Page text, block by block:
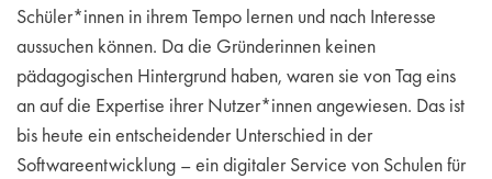
Schüler*innen in ihrem Tempo lernen und nach Interesse
aussuchen können. Da die Gründerinnen keinen
pädagogischen Hintergrund haben, waren sie von Tag eins
an auf die Expertise ihrer Nutzer*innen angewiesen. Das ist
bis heute ein entscheidender Unterschied in der
Softwareentwicklung – ein digitaler Service von Schulen für